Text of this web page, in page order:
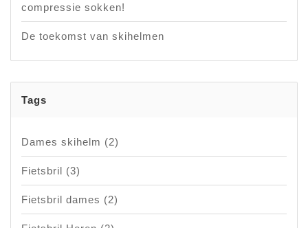
compressie sokken!
De toekomst van skihelmen
Tags
Dames skihelm (2)
Fietsbril (3)
Fietsbril dames (2)